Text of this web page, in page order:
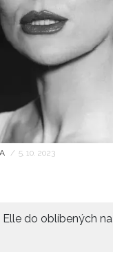
/ 5. 10. 2023
Elle do oblíbených na